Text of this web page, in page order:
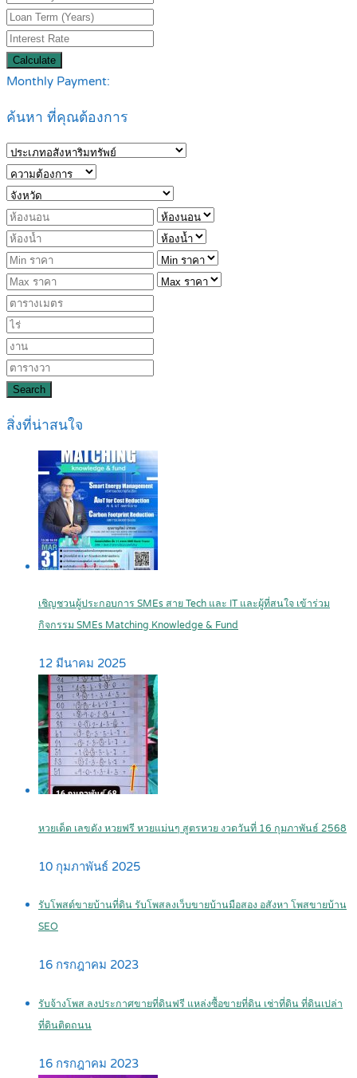
Calculate
Monthly Payment:
ค้นหา ที่คุณต้องการ
Search
สิ่งที่น่าสนใจ
เชิญชวนผู้ประกอบการ SMEs สาย Tech และ IT และผู้ที่สนใจ เข้าร่วม
กิจกรรม SMEs Matching Knowledge & Fund
12 มีนาคม 2025
หวยเด็ด เลขดัง หวยฟรี หวยแม่นๆ สูตรหวย งวดวันที่ 16 กุมภาพันธ์ 2568
10 กุมภาพันธ์ 2025
รับโพสต์ขายบ้านที่ดิน รับโพสลงเว็บขายบ้านมือสอง อสังหา โพสขายบ้าน
SEO
16 กรกฎาคม 2023
รับจ้างโพส ลงประกาศขายที่ดินฟรี แหล่งซื้อขายที่ดิน เช่าที่ดิน ที่ดินเปล่า
ที่ดินติดถนน
16 กรกฎาคม 2023